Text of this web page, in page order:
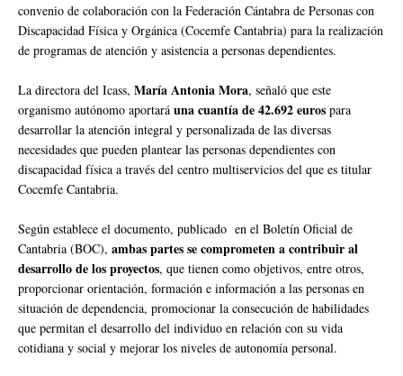
convenio de colaboración con la Federación Cántabra de Personas con
Discapacidad Física y Orgánica (Cocemfe Cantabria) para la realización
de programas de atención y asistencia a personas dependientes.
La directora del Icass, María Antonia Mora, señaló que este
organismo autónomo aportará una cuantía de 42.692 euros para
desarrollar la atención integral y personalizada de las diversas
necesidades que pueden plantear las personas dependientes con
discapacidad física a través del centro multiservicios del que es titular
Cocemfe Cantabria.
Según establece el documento, publicado en el Boletín Oficial de
Cantabria (BOC), ambas partes se comprometen a contribuir al
desarrollo de los proyectos, que tienen como objetivos, entre otros,
proporcionar orientación, formación e información a las personas en
situación de dependencia, promocionar la consecución de habilidades
que permitan el desarrollo del individuo en relación con su vida
cotidiana y social y mejorar los niveles de autonomía personal.